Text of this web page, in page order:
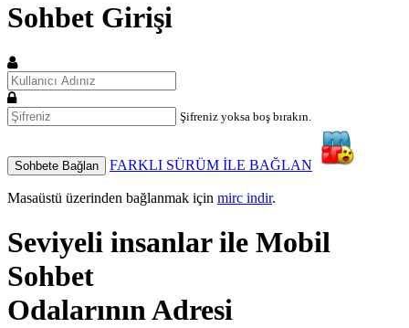
Sohbet Girişi
Şifreniz yoksa boş bırakın.
Sohbete Bağlan FARKLI SÜRÜM İLE BAĞLAN
Masaüstü üzerinden bağlanmak için mirc indir.
Seviyeli insanlar ile Mobil
Sohbet
Odalarının Adresi